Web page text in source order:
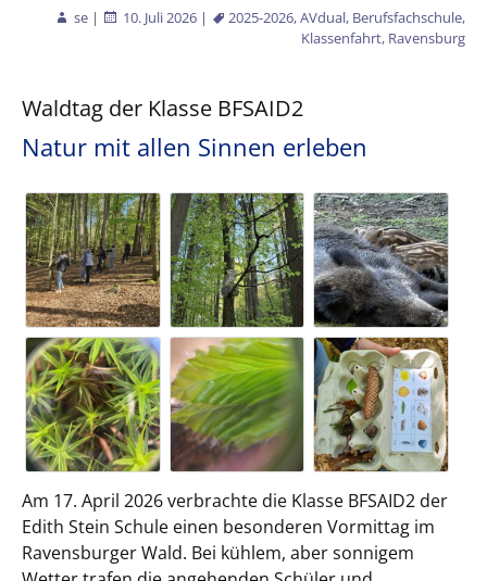
se | 10. Juli 2026 | 2025-2026,AVdual, Berufsfachschule,
Klassenfahrt, Ravensburg
Waldtag der Klasse BFSAID2
Natur mit allen Sinnen erleben
Am 17. April 2026 verbrachte die Klasse BFSAID2 der
Edith Stein Schule einen besonderen Vormittag im
Ravensburger Wald. Bei kühlem, aber sonnigem